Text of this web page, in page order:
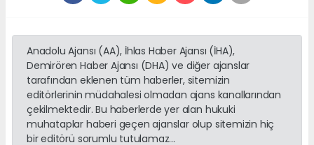
Anadolu Ajansı (AA), İhlas Haber Ajansı (İHA),
Demirören Haber Ajansı (DHA) ve diğer ajanslar
tarafından eklenen tüm haberler, sitemizin
editörlerinin müdahalesi olmadan ajans kanallarından
çekilmektedir. Bu haberlerde yer alan hukuki
muhataplar haberi geçen ajanslar olup sitemizin hiç
bir editörü sorumlu tutulamaz...